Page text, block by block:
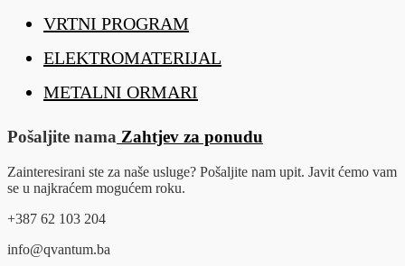
VRTNI PROGRAM
ELEKTROMATERIJAL
METALNI ORMARI
Pošaljite nama Zahtjev za ponudu
Zainteresirani ste za naše usluge? Pošaljite nam upit. Javit ćemo vam
se u najkraćem mogućem roku.
+387 62 103 204
info@qvantum.ba